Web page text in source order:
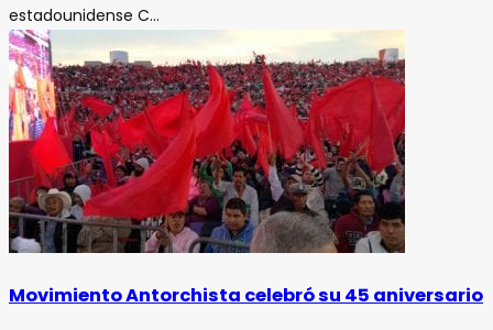
estadounidense C...
Movimiento Antorchista celebró su 45 aniversario